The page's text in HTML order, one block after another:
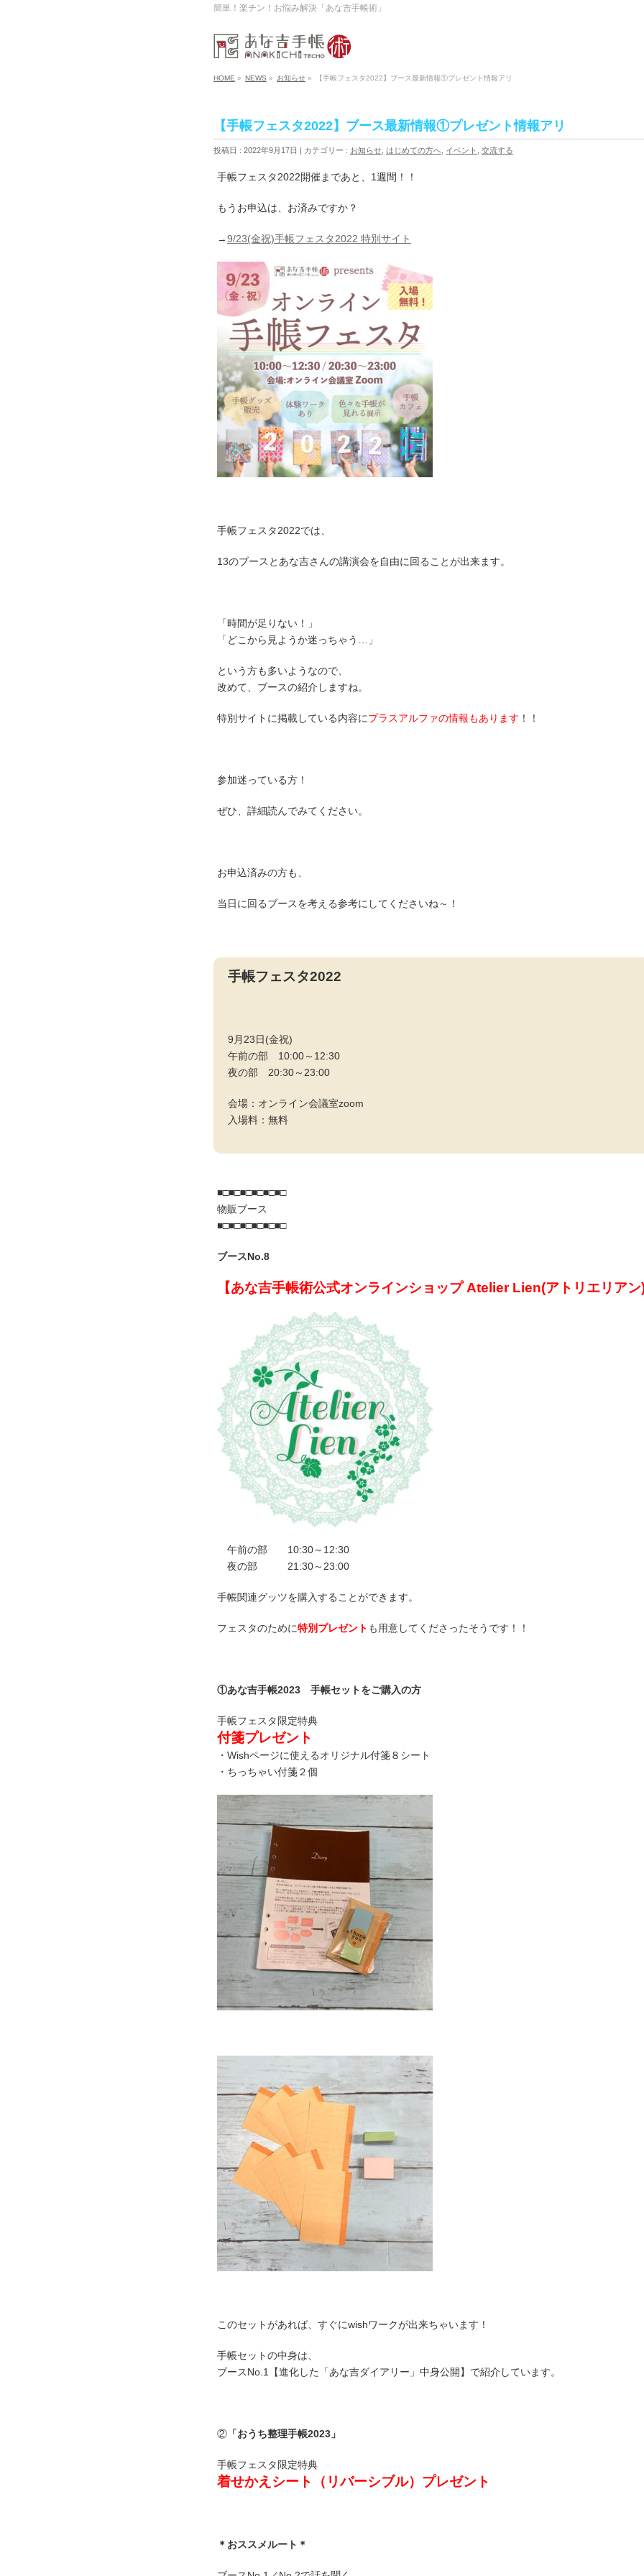
簡単！楽チン！お悩み解決「あな吉手帳術」
HOME » NEWS » お知らせ » 【手帳フェスタ2022】ブース最新情報①プレゼント情報アリ
【手帳フェスタ2022】ブース最新情報①プレゼント情報アリ
投稿日 : 2022年9月17日 カテゴリー : お知らせ はじめての方へ イベント 交流する
手帳フェスタ2022開催まであと、1週間！！
もうお申込は、お済みですか？
→9/23(金祝)手帳フェスタ2022 特別サイト
手帳フェスタ2022では、
13のブースとあな吉さんの講演会を自由に回ることが出来ます。
「時間が足りない！」
「どこから見ようか迷っちゃう…」
という方も多いようなので、
改めて、ブースの紹介しますね。
特別サイトに掲載している内容にプラスアルファの情報もあります ！！
参加迷っている方！
ぜひ、詳細読んでみてください。
お申込済みの方も、
当日に回るブースを考える参考にしてくださいね～！
手帳フェスタ2022
9月23日(金祝)
午前の部 10:00～12:30
夜の部 20:30～23:00
会場：オンライン会議室zoom
入場料：無料
■□■□■□■□■□■□
物販ブース
■□■□■□■□■□■□
ブースNo.8
【あな吉手帳術公式オンラインショップ Atelier Lien(アトリエリアン
午前の部 10:30～12:30
夜の部 21:30～23:00
手帳関連グッツを購入することができます。
フェスタのために特別プレゼント も用意してくださったそうです！！
①あな吉手帳2023 手帳セットをご購入の方
手帳フェスタ限定特典
付箋プレゼント
・Wishページに使えるオリジナル付箋８シート
・ちっちゃい付箋２個
このセットがあれば、すぐにwishワークが出来ちゃいます！
手帳セットの中身は、
ブースNo.1【進化した「あな吉ダイアリー」中身公開】で紹介しています。
② 「おうち整理手帳2023」
手帳フェスタ限定特典
着せかえシート（リバーシブル）プレゼント
＊おススメルート＊